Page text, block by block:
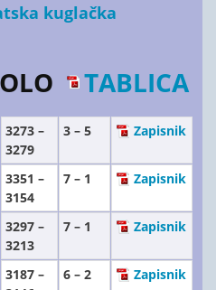
kuglačka
TABLICA
3273 –
3279
3 – 5 Zapisnik
3351 –
3154
7 – 1 Zapisnik
3297 –
3213
7 – 1 Zapisnik
3187 –
6 – 2 Zapisnik